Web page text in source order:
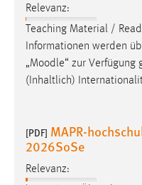
Relevanz:
Teaching Material /
Informationen werden
„Moodle“ zur
(Inhaltlich)
[PDF] MAPR-
2026SoSe
Relevanz: